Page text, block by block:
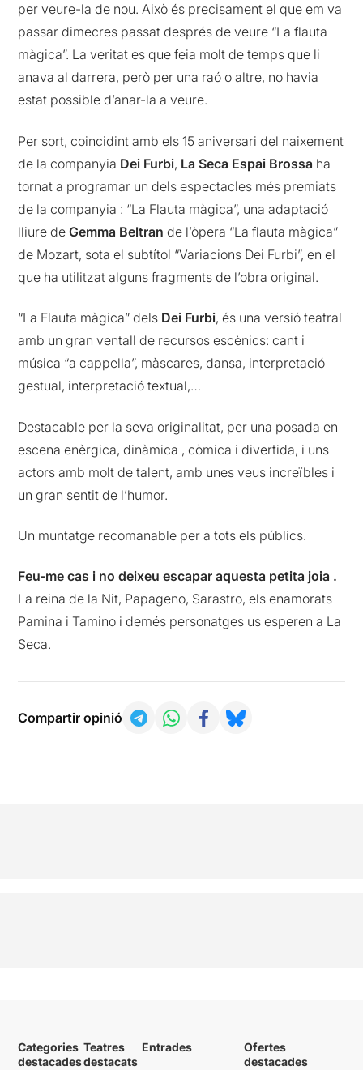
per veure-la de nou. Això és precisament el que em va
passar dimecres passat després de veure “La flauta
màgica”. La veritat es que feia molt de temps que li
anava al darrera, però per una raó o altre, no havia
estat possible d’anar-la a veure.
Per sort, coincidint amb els 15 aniversari del naixement
de la companyia Dei Furbi, La Seca Espai Brossa ha
tornat a programar un dels espectacles més premiats
de la companyia : “La Flauta màgica”, una adaptació
lliure deGemma Beltran de l’òpera “La flauta màgica”
de Mozart, sota el subtítol “Variacions Dei Furbi”, en el
que ha utilitzat alguns fragments de l’obra original.
“La Flauta màgica” dels Dei Furbi, és una versió teatral
amb un gran ventall de recursos escènics: cant i
música “a cappella”, màscares, dansa, interpretació
gestual, interpretació textual,…
Destacable per la seva originalitat, per una posada en
escena enèrgica, dinàmica , còmica i divertida, i uns
actors amb molt de talent, amb unes veus increïbles i
un gran sentit de l’humor.
Un muntatge recomanable per a tots els públics.
Feu-me cas i no deixeu escapar aquesta petita joia .
La reina de la Nit, Papageno, Sarastro, els enamorats
Pamina i Tamino i demés personatges us esperen a La
Seca.
Compartir opinió
Categories
destacades
Teatres
destacats
Entrades
Ofertes
destacades